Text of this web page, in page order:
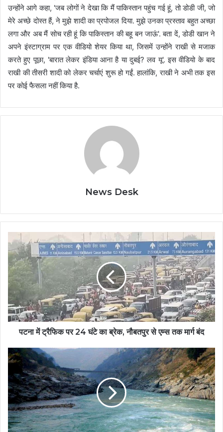
उन्होंने आगे कहा, 'जब लोगों ने देखा कि मैं पाकिस्तान पहुंच गई हूं, तो डोडी जी, जो
मेरे अच्छे दोस्त हैं, ने मुझे शादी का प्रपोजल दिया. मुझे उनका प्रस्ताव बहुत अच्छा
लगा और अब मैं सोच रही हूं कि पाकिस्तान की बहू बन जाऊं'. बता दें, डोडी खान ने
अपने इंस्टाग्राम पर एक वीडियो शेयर किया था, जिसमें उन्होंने राखी से मजाक
करते हुए पूछा, 'बारात लेकर इंडिया आना है या दुबई? लव यू'. इस वीडियो के बाद
राखी की तीसरी शादी को लेकर चर्चाएं शुरू हो गईं. हालांकि, राखी ने अभी तक इस
पर कोई फैसला नहीं किया है.
News Desk
पटना में ट्रैफिक पर 24 घंटे का ब्रेक, नौबतपुर से एम्स तक मार्ग बंद